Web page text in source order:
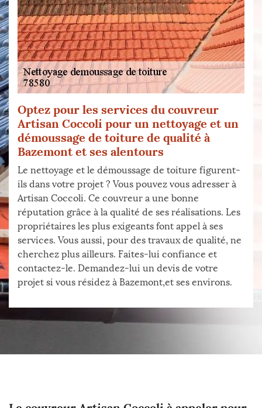
Optez pour les services du couvreur
Artisan Coccoli pour un nettoyage et un
démoussage de toiture de qualité à
Bazemont et ses alentours
Le nettoyage et le démoussage de toiture figurent-
ils dans votre projet ? Vous pouvez vous adresser à
Artisan Coccoli. Ce couvreur a une bonne
réputation grâce à la qualité de ses réalisations. Les
propriétaires les plus exigeants font appel à ses
services. Vous aussi, pour des travaux de qualité, ne
cherchez plus ailleurs. Faites-lui confiance et
contactez-le. Demandez-lui un devis de votre
projet si vous résidez à Bazemont,et ses environs.